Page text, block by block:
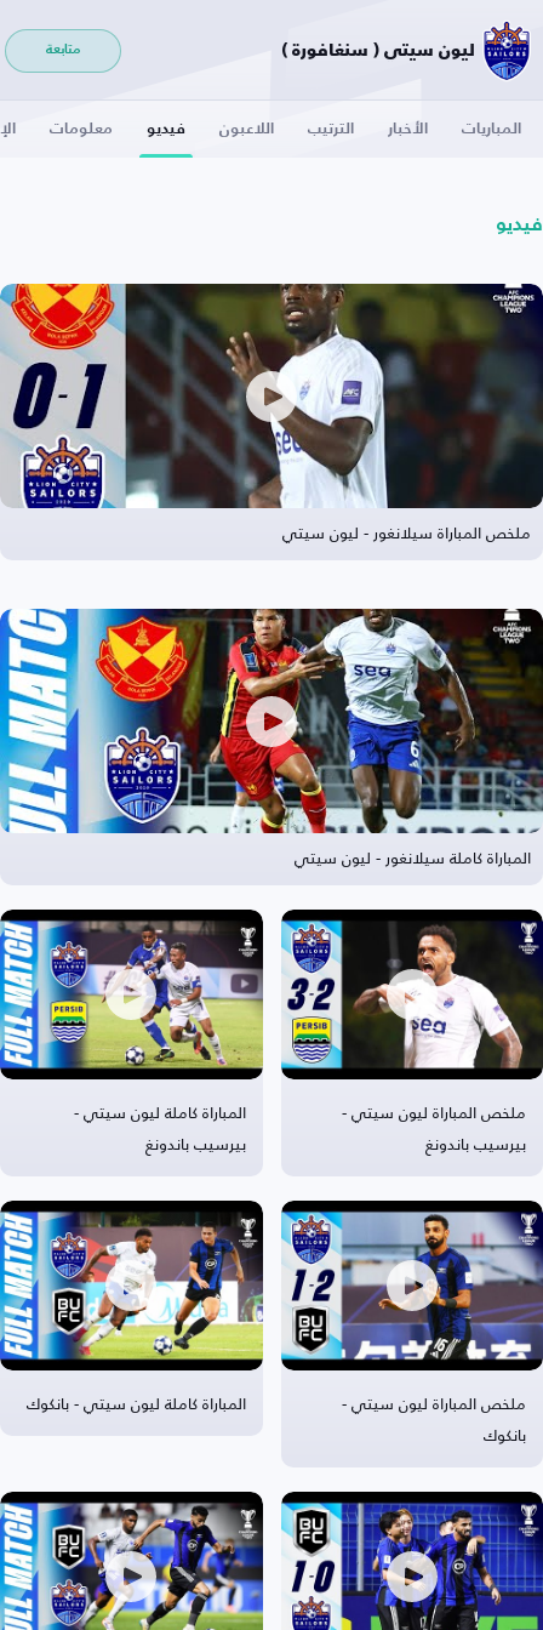
ليون سيتي ( سنغافورة ) متابعة
المباريات الأخبار الترتيب اللاعبون فيديو معلومات
فيديو
ملخص المباراة سيلانغور - ليون سيتي
المباراة كاملة سيلانغور - ليون سيتي
ملخص المباراة ليون سيتي -
بيرسيب باندونغ
المباراة كاملة ليون سيتي -
بيرسيب باندونغ
ملخص المباراة ليون سيتي -
بانكوك
المباراة كاملة ليون سيتي - بانكوك